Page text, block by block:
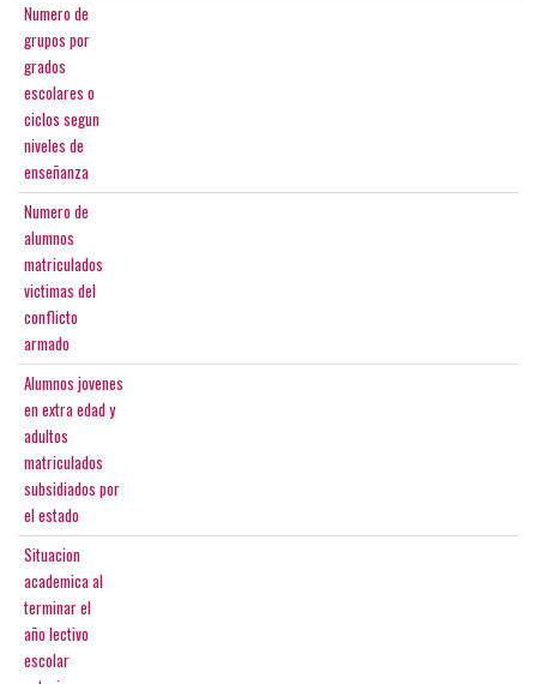
Numero de
grupos por
grados
escolares o
ciclos segun
niveles de
enseñanza
Numero de
alumnos
matriculados
victimas del
conflicto
armado
Alumnos jovenes
en extra edad y
adultos
matriculados
subsidiados por
el estado
Situacion
academica al
terminar el
año lectivo
escolar